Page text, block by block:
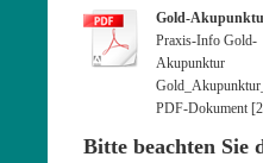
Gold-
Praxis-Info Gold-
Akupunktur
PDF-Dokument
Bitte beachten Sie